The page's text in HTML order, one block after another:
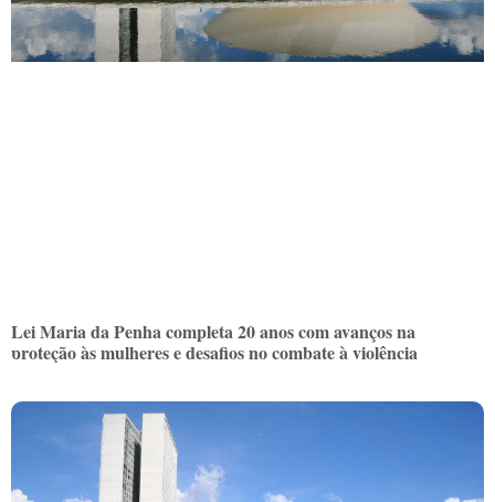
Lei Maria da Penha completa 20 anos com avanços na
proteção às mulheres e desafios no combate à violência